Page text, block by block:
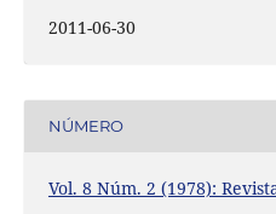
2011-06-30
NÚMERO
Vol. 8 Núm. 2 (1978):